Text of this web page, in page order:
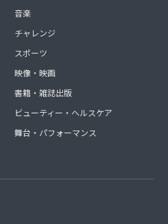
音楽
チャレンジ
スポーツ
映像・映画
書籍・雑誌出版
ビューティー・ヘルスケア
舞台・パフォーマンス